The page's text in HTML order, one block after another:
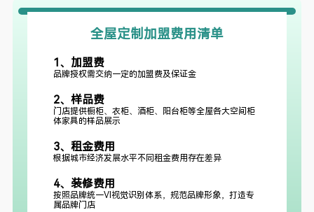
全屋定制加盟费用清单
1、加盟费
品牌授权需交纳一定的加盟费及保证金
2、样品费
门店提供橱柜、衣柜、酒柜、阳台柜等全屋各大空间柜
体家具的样品展示
3、租金费用
根据城市经济发展水平不同租金费用存在差异
4、装修费用
按照品牌统一VI视觉识别体系，规范品牌形象，打造专
属品牌门店